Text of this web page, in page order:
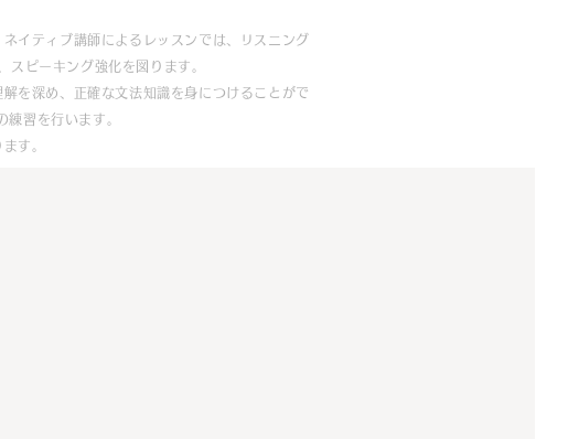
イティブ講師によるレッスンでは、リスニング
スピーキング強化を図ります。
を深め、正確な文法知識を身につけることがで
習を行います。
す。